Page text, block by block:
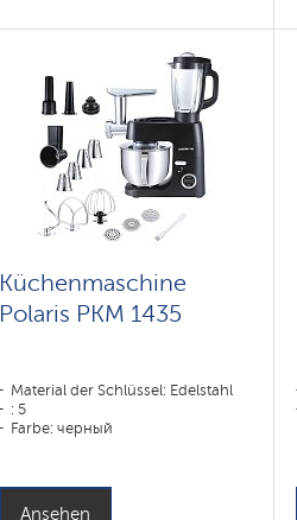
Küchenmaschine
Polaris PKM 1435
Material der Schlüssel: Edelstahl
: 5
Farbe: черный
Ansehen